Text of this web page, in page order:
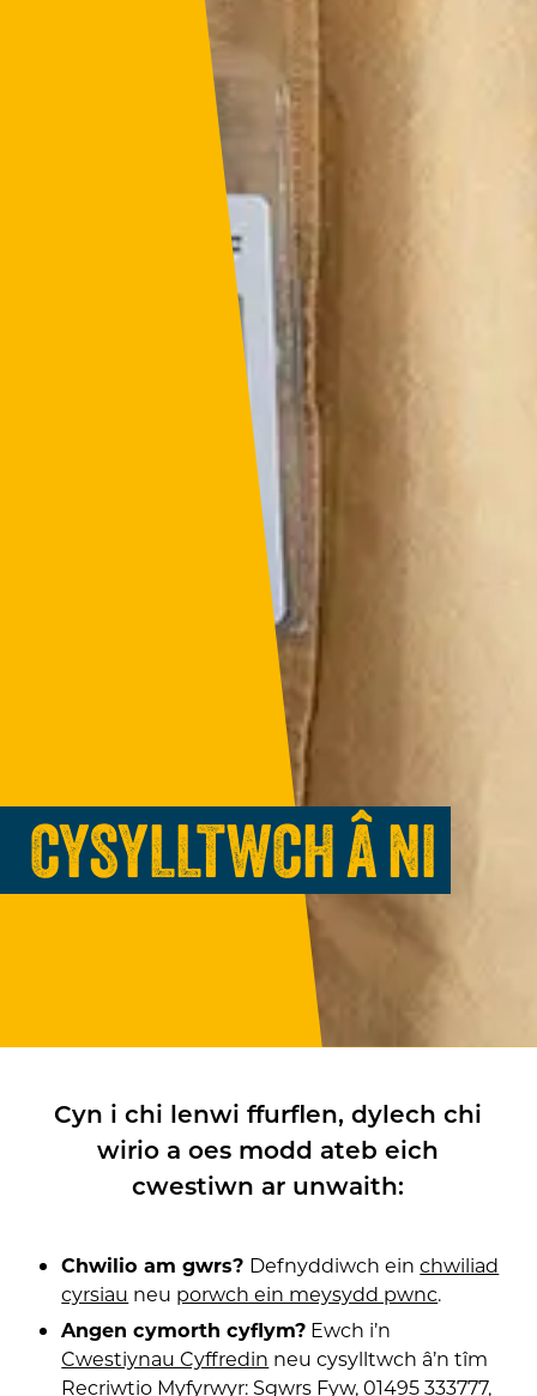
CYSYLLTWCH Â NI
Cyn i chi lenwi ffurflen, dylech chi
wirio a oes modd ateb eich
cwestiwn ar unwaith:
Chwilio am gwrs? Defnyddiwch einchwiliad
cyrsiau neu porwch ein meysydd pwnc.
Angen cymorth cyflym? Ewch i’n
Cwestiynau Cyffredin neu cysylltwch â’n tîm
Recriwtio Myfyrwyr: Sgwrs Fyw,01495 333777,